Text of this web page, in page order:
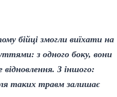
бійці змогли виїхати на
з одного боку, вони
відновлення. З іншого:
таких травм залишає